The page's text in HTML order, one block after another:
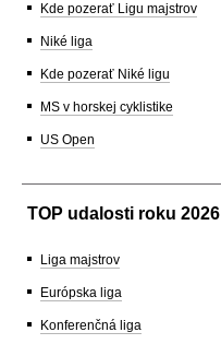
Kde pozerať Ligu majstrov
Niké liga
Kde pozerať Niké ligu
MS v horskej cyklistike
US Open
TOP udalosti roku 2026
Liga majstrov
Európska liga
Konferenčná liga